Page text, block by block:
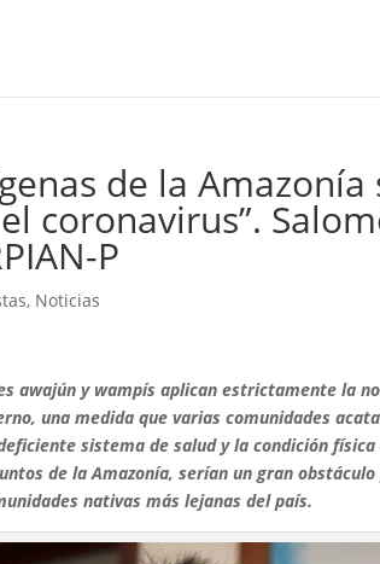
de la
coronavirus”.
P
, Noticias
awajún y wampís aplican estrictamente la
una medida que varias comunidades
sistema de salud y la condición
de la Amazonía, serían un gran
nativas más lejanas del país.